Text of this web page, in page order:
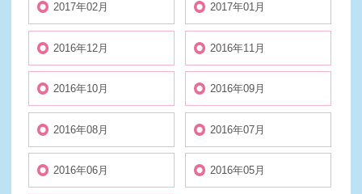
2017年02月 2017年01月
2016年12月 2016年11月
2016年10月 2016年09月
2016年08月 2016年07月
2016年06月 2016年05月